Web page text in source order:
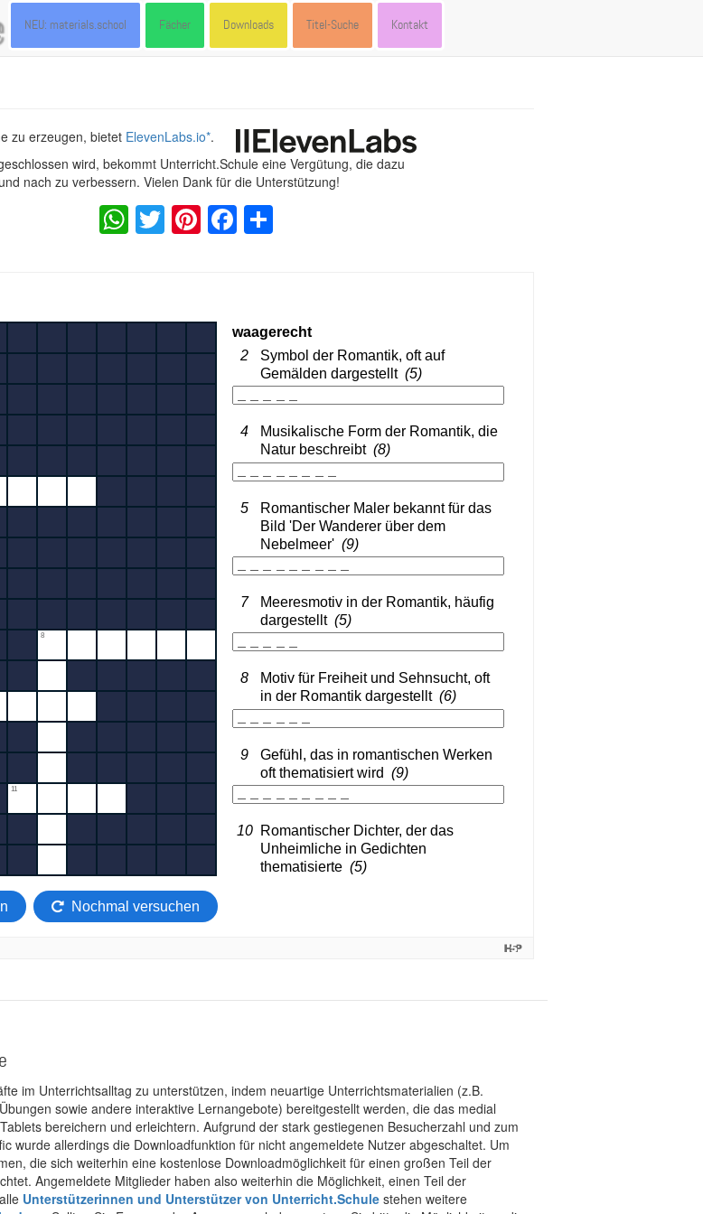
NEU: materials.school Fächer Downloads Titel-Suche Kontakt
zu erzeugen, bietet ElevenLabs.io*.
wird, bekommt Unterricht.Schule eine Vergütung, die dazu
nach zu verbessern. Vielen Dank für die Unterstützung!
WhatsApp
Twitter
Pinterest
Facebook
im Unterrichtsalltag zu unterstützen, indem neuartige Unterrichtsmaterialien (z.B.
sowie andere interaktive Lernangebote) bereitgestellt werden, die das medial
bereichern und erleichtern. Aufgrund der stark gestiegenen Besucherzahl und zum
wurde allerdings die Downloadfunktion für nicht angemeldete Nutzer abgeschaltet. Um
die sich weiterhin eine kostenlose Downloadmöglichkeit für einen großen Teil der
Angemeldete Mitglieder haben also weiterhin die Möglichkeit, einen Teil der
Unterstützerinnen und Unterstützer von Unterricht.Schule stehen weitere